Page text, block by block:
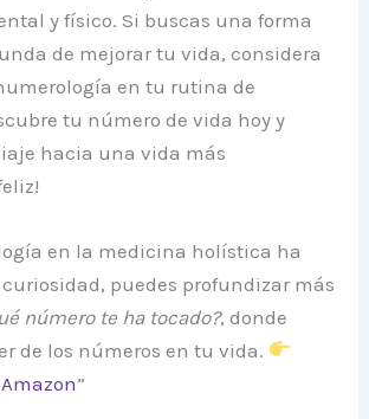
y físico. Si buscas una forma
de mejorar tu vida, considera
en tu rutina de
tu número de vida hoy y
hacia una vida más
en la medicina holística ha
puedes profundizar más
número te ha tocado?, donde
de los números en tu vida.
”